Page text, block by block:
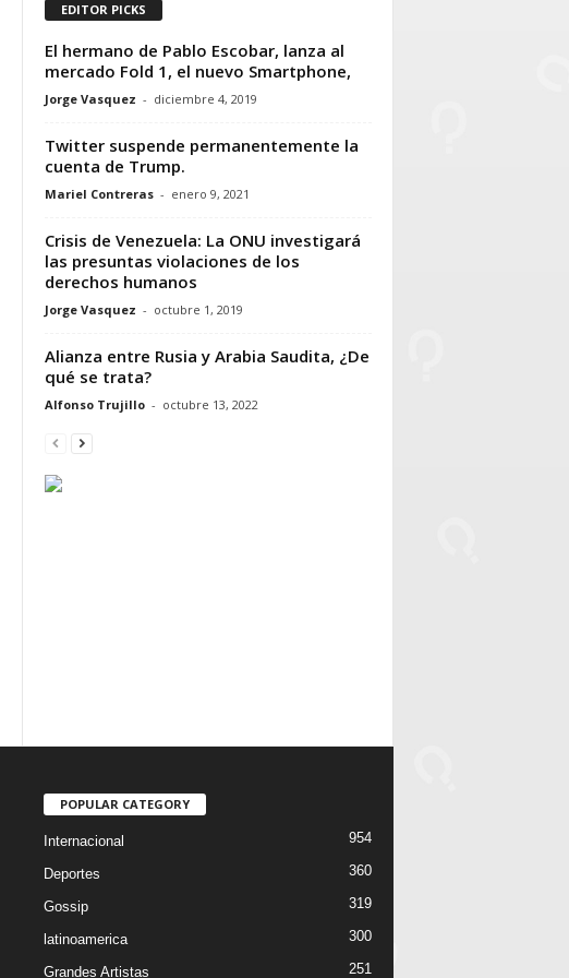
EDITOR PICKS
El hermano de Pablo Escobar, lanza al
mercado Fold 1, el nuevo Smartphone,
Jorge Vasquez - diciembre 4, 2019
Twitter suspende permanentemente la
cuenta de Trump.
Mariel Contreras - enero 9, 2021
Crisis de Venezuela: La ONU investigará
las presuntas violaciones de los
derechos humanos
Jorge Vasquez - octubre 1, 2019
Alianza entre Rusia y Arabia Saudita, ¿De
qué se trata?
Alfonso Trujillo - octubre 13, 2022
POPULAR CATEGORY
Internacional 954
Deportes 360
Gossip 319
latinoamerica 300
Grandes Artistas 251